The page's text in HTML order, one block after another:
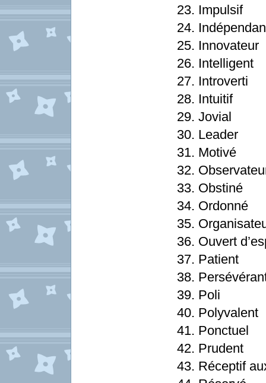
23. Impulsif
24.
25. Innovateur
26. Intelligent
27. Introverti
28. Intuitif
29. Jovial
30. Leader
31. Motivé
32.
33. Obstiné
34. Ordonné
35.
36. Ouvert
37. Patient
38.
39. Poli
40. Polyvalent
41. Ponctuel
42. Prudent
43. Réceptif